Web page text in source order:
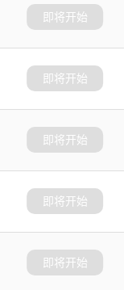
即将开始
即将开始
即将开始
即将开始
即将开始